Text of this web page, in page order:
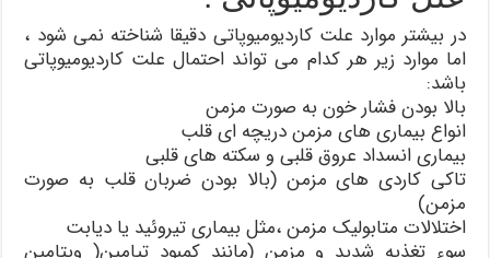
در بیشتر موارد علت کاردیومیوپاتی دقیقا شناخته نمی شود ،
اما موارد زیر هر کدام می تواند احتمال علت کاردیومیوپاتی
باشد:
بالا بودن فشار خون به صورت مزمن
انواع بیماری های مزمن دریچه ای قلب
بیماری انسداد عروق قلبی و سکته های قلبی
تاکی کاردی های مزمن (بالا بودن ضربان قلب به صورت
مزمن)
اختلالات متابولیک مزمن ،مثل بیماری تیروئید یا دیابت
سوء تغذیه شدید و مزمن (مانند کمبود تیامین( ویتامین